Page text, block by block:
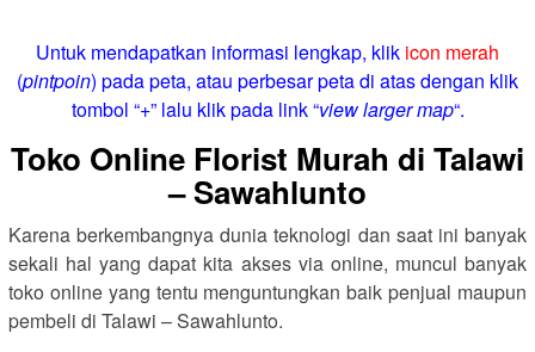
Untuk mendapatkan informasi lengkap, klik icon merah
(pintpoin) pada peta, atau perbesar peta di atas dengan klik
tombol “+” lalu klik pada link “view larger map“.
Toko Online Florist Murah di Talawi
– Sawahlunto
Karena berkembangnya dunia teknologi dan saat ini banyak
sekali hal yang dapat kita akses via online, muncul banyak
toko online yang tentu menguntungkan baik penjual maupun
pembeli di Talawi – Sawahlunto.